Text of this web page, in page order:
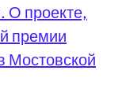
О проекте,
премии
Мостовской